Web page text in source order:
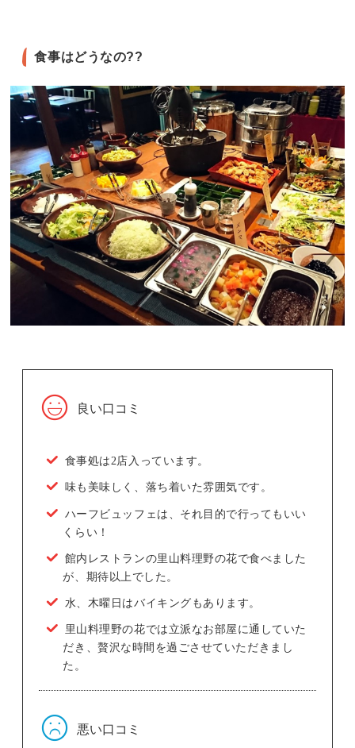
食事はどうなの??
良い口コミ
食事処は2店入っています。
味も美味しく、落ち着いた雰囲気です。
ハーフビュッフェは、それ目的で行ってもいい
くらい！
館内レストランの里山料理野の花で食べました
が、期待以上でした。
水、木曜日はバイキングもあります。
里山料理野の花では立派なお部屋に通していた
だき、贅沢な時間を過ごさせていただきまし
た。
悪い口コミ